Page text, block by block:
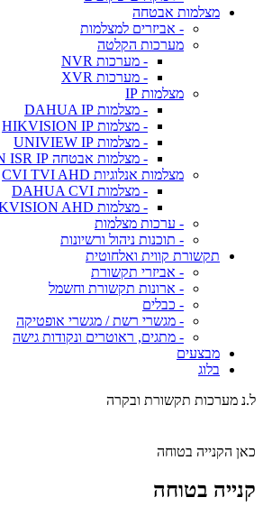
מצלמות אבטחה
- אביזרים למצלמות
מערכות הקלטה
- מערכות NVR
- מערכות XVR
מצלמות IP
- מצלמות DAHUA IP
- מצלמות HIKVISION IP
- מצלמות UNIVIEW IP
- מצלמות אבטחה PROVISION ISR IP
מצלמות אנלוגיות CVI TVI AHD
- מצלמות DAHUA CVI
- מצלמות HIKVISION AHD
- ערכות מצלמות
- תוכנות ניהול ורשיונות
תקשורת קווית ואלחוטית
- אביזרי תקשורת
- ארונות תקשורת וחשמל
- כבלים
- מגשרי רשת / מגשרי אופטיקה
- מתגים, ראוטרים ונקודות גישה
מבצעים
בלוג
ל.נ מערכות תקשורת ובקרה
כאן הקנייה בטוחה
קנייה בטוחה